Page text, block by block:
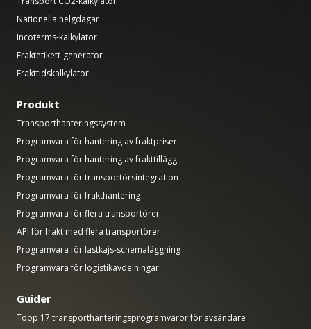
Nationella helgdagar
Incoterms-kalkylator
Fraktetikett-generator
Frakttidskalkylator
Produkt
Transporthanteringssystem
Programvara för hantering av fraktpriser
Programvara för hantering av frakttillägg
Programvara för transportörsintegration
Programvara för frakthantering
Programvara för flera transportörer
API för frakt med flera transportörer
Programvara för lastkajs-schemaläggning
Programvara för logistikavdelningar
Guider
Topp 17 transporthanteringsprogramvaror för avsändare